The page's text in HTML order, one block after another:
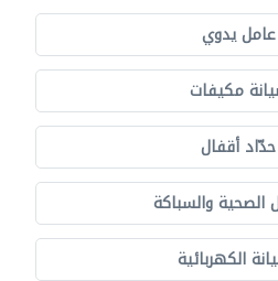
عامل يدوي
مكيفات
حدّاد أقفال
الصحية والسباكة
الكهربائية